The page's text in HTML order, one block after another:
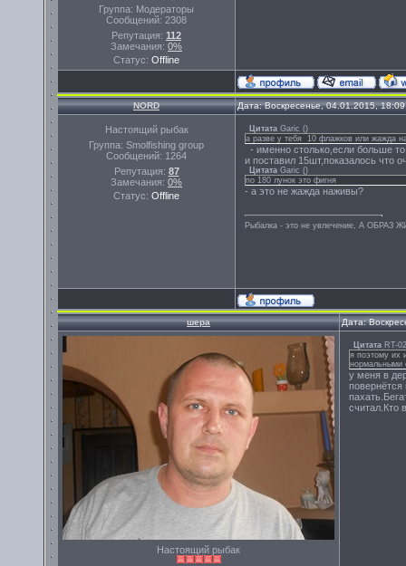
Группа: Модераторы
Сообщений: 2308
Репутация: 112
Замечания: 0%
Статус: Offline
NORD Дата: Воскресенье, 04.01.2015,
Настоящий рыбак
Группа: Smolfishing group
Сообщений: 1264
Репутация: 87
Замечания: 0%
Статус: Offline
Цитата Garic ()
а разве у тебя 10 флажков или жажда
- именно столько,если больше
и поставил 15шт,показалось что
Цитата Garic ()
по 180 лунок это фигня
- а это не жажда наживы?
Рыбалка - это не увлечение, А ОБРАЗ
шера Дата:
Настоящий рыбак
Цитата RT-02
я поэтому их
нормальными
у меня в
повернётся
считал.Кто